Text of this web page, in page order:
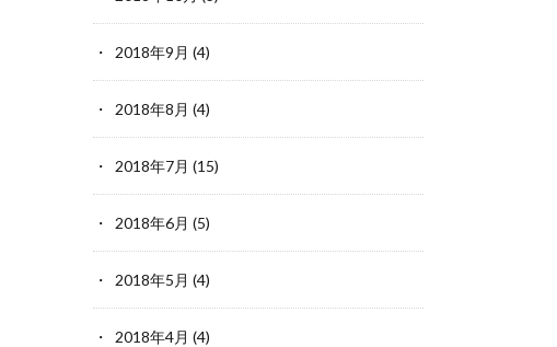
2018年9月 (4)
2018年8月 (4)
2018年7月 (15)
2018年6月 (5)
2018年5月 (4)
2018年4月 (4)